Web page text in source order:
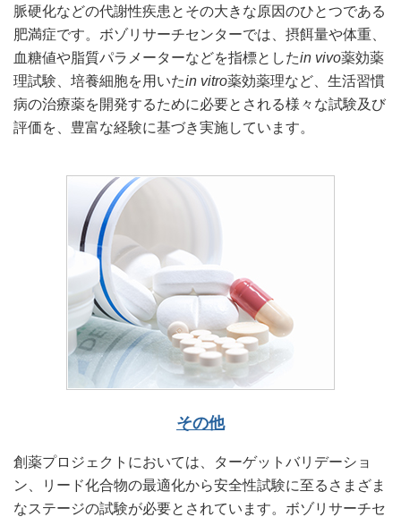
脈硬化などの代謝性疾患とその大きな原因のひとつである
肥満症です。ボゾリサーチセンターでは、摂餌量や体重、
血糖値や脂質パラメーターなどを指標としたin vivo薬効薬
理試験、培養細胞を用いたin vitro薬効薬理など、生活習慣
病の治療薬を開発するために必要とされる様々な試験及び
評価を、豊富な経験に基づき実施しています。
その他
創薬プロジェクトにおいては、ターゲットバリデーショ
ン、リード化合物の最適化から安全性試験に至るさまざま
なステージの試験が必要とされています。ボゾリサーチセ